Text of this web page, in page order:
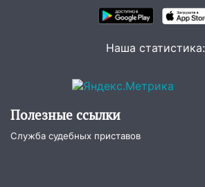
Наша статистика:
Полезные ссылки
Служба судебных приставов